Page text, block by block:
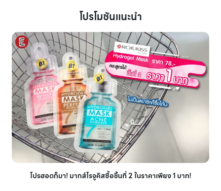
โปรโมชันแนะนำ
โปรฮอตก็มา! มากส์โรจูคิสซื้อชิ้นที่ 2 ในราคาเพียง 1 บาท!